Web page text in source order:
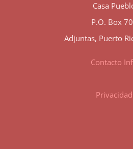
Casa
P.O. Box
Adjuntas, Puerto
Contacto
Privacidad